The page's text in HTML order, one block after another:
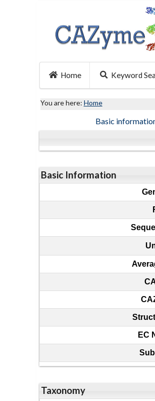
Home Keyword
You are here: Home
Basic
Basic Information
EC
Taxonomy